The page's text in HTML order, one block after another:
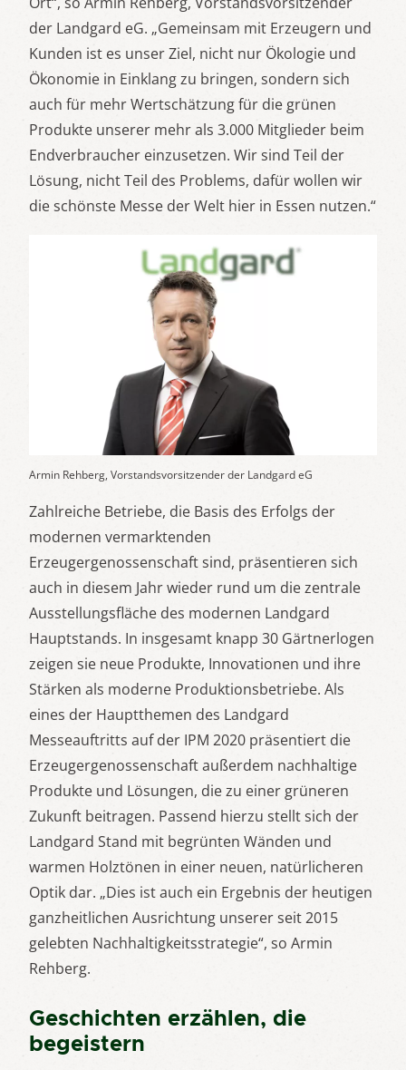
der Landgard eG. „Gemeinsam mit Erzeugern und
Kunden ist es unser Ziel, nicht nur Ökologie und
Ökonomie in Einklang zu bringen, sondern sich
auch für mehr Wertschätzung für die grünen
Produkte unserer mehr als 3.000 Mitglieder beim
Endverbraucher einzusetzen. Wir sind Teil der
Lösung, nicht Teil des Problems, dafür wollen wir
die schönste Messe der Welt hier in Essen nutzen.“
Armin Rehberg, Vorstandsvorsitzender der Landgard eG
Zahlreiche Betriebe, die Basis des Erfolgs der
modernen vermarktenden
Erzeugergenossenschaft sind, präsentieren sich
auch in diesem Jahr wieder rund um die zentrale
Ausstellungsfläche des modernen Landgard
Hauptstands. In insgesamt knapp 30 Gärtnerlogen
zeigen sie neue Produkte, Innovationen und ihre
Stärken als moderne Produktionsbetriebe. Als
eines der Hauptthemen des Landgard
Messeauftritts auf der IPM 2020 präsentiert die
Erzeugergenossenschaft außerdem nachhaltige
Produkte und Lösungen, die zu einer grüneren
Zukunft beitragen. Passend hierzu stellt sich der
Landgard Stand mit begrünten Wänden und
warmen Holztönen in einer neuen, natürlicheren
Optik dar. „Dies ist auch ein Ergebnis der heutigen
ganzheitlichen Ausrichtung unserer seit 2015
gelebten Nachhaltigkeitsstrategie“, so Armin
Rehberg.
Geschichten erzählen, die
begeistern